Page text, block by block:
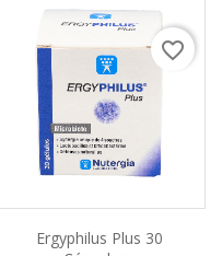
Ergyphilus Plus 30
favorite_border